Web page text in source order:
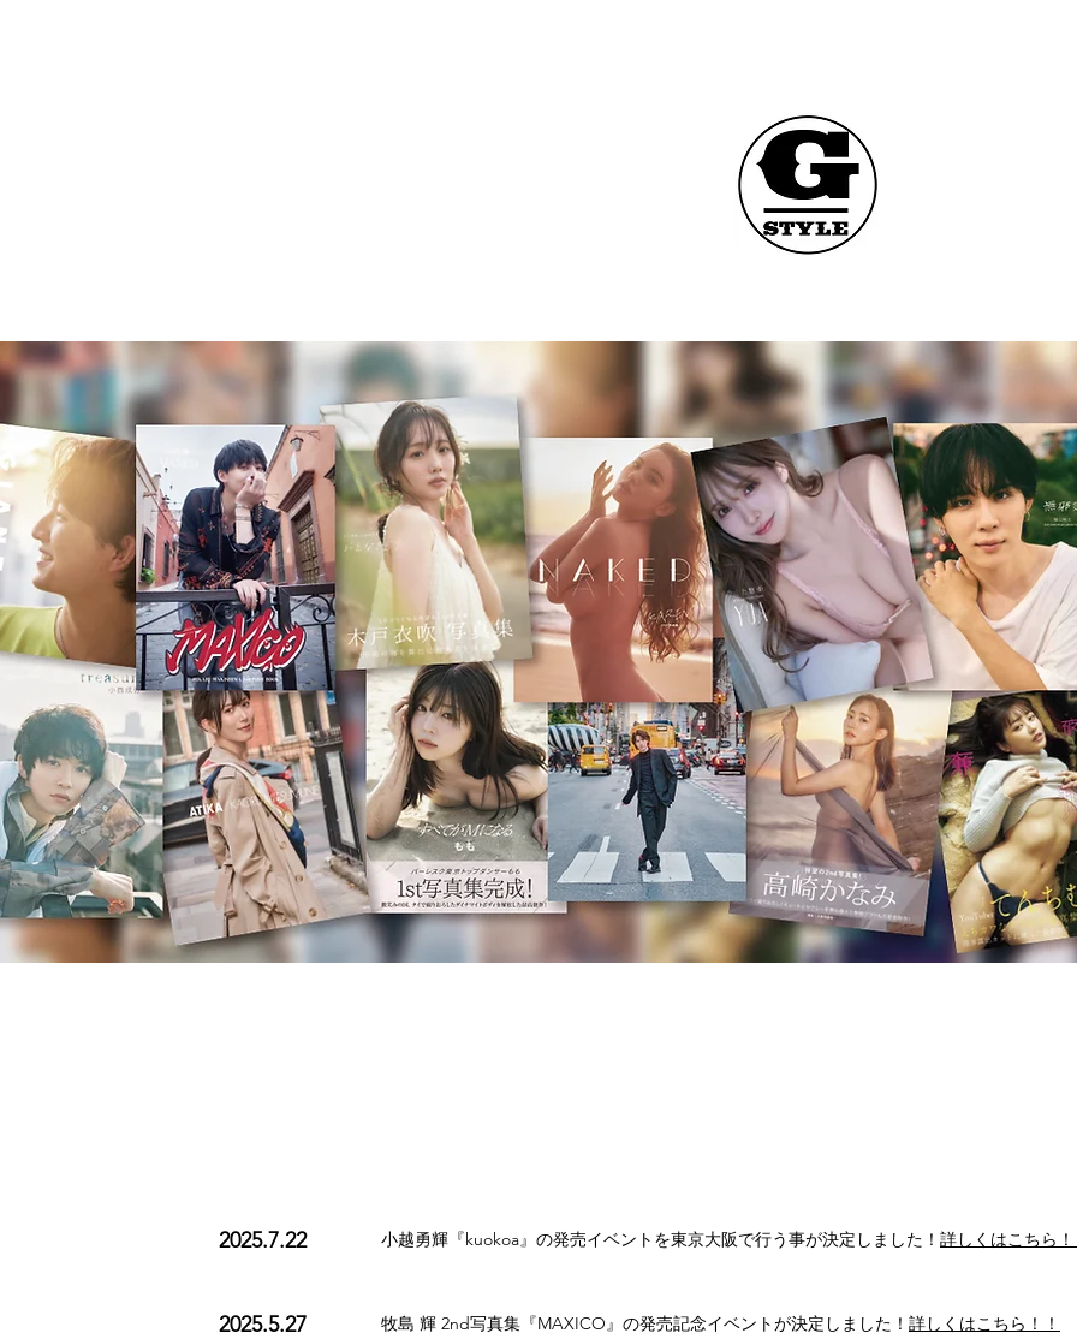
2025.7.22 小越勇輝『kuokoa』の発売イベントを東京大阪で行う事が決定しました！ 詳しくはこちら
2025.5.27 牧島 輝 2nd写真集『MAXICO』の発売記念イベントが決定しました！ 詳しくはこちら！！